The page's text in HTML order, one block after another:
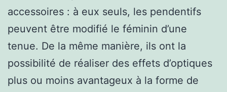
accessoires : à eux seuls, les pendentifs
peuvent être modifié le féminin d’une
tenue. De la même manière, ils ont la
possibilité de réaliser des effets d’optiques
plus ou moins avantageux à la forme de